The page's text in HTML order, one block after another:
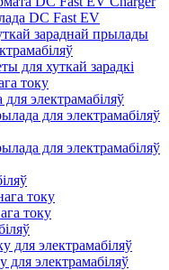
DC Fast EV
зараднай прылады
для хуткай зарадкі
току
электрамабіляў
для электрамабіляў
для электрамабіляў
току
току
для электрамабіляў
для электрамабіляў